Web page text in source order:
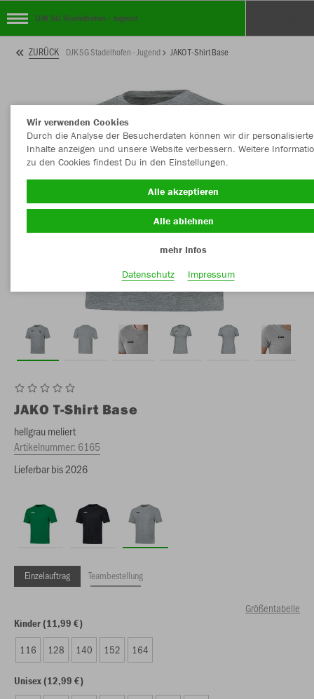
DJK SG Stadelhofen - Jugend
ZURÜCK DJK SG Stadelhofen - Jugend JAKO T-Shirt Base
JAKO T-Shirt Base
hellgrau meliert
Artikelnummer: 6165
Lieferbar bis 2026
Einzelauftrag Teambestellung
Größentabelle
Kinder (11,99 €)
116 128 140 152 164
Unisex (12,99 €)
Wir verwenden Cookies
Durch die Analyse der Besucherdaten können wir dir personalisierte
Inhalte anzeigen und unsere Website verbessern. Weitere
zu den Cookies findest Du in den Einstellungen.
Alle akzeptieren
Alle ablehnen
mehr Infos
Datenschutz
Impressum